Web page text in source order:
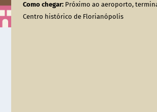
Como chegar: Próximo ao aeroporto,
Centro histórico de Florianópolis